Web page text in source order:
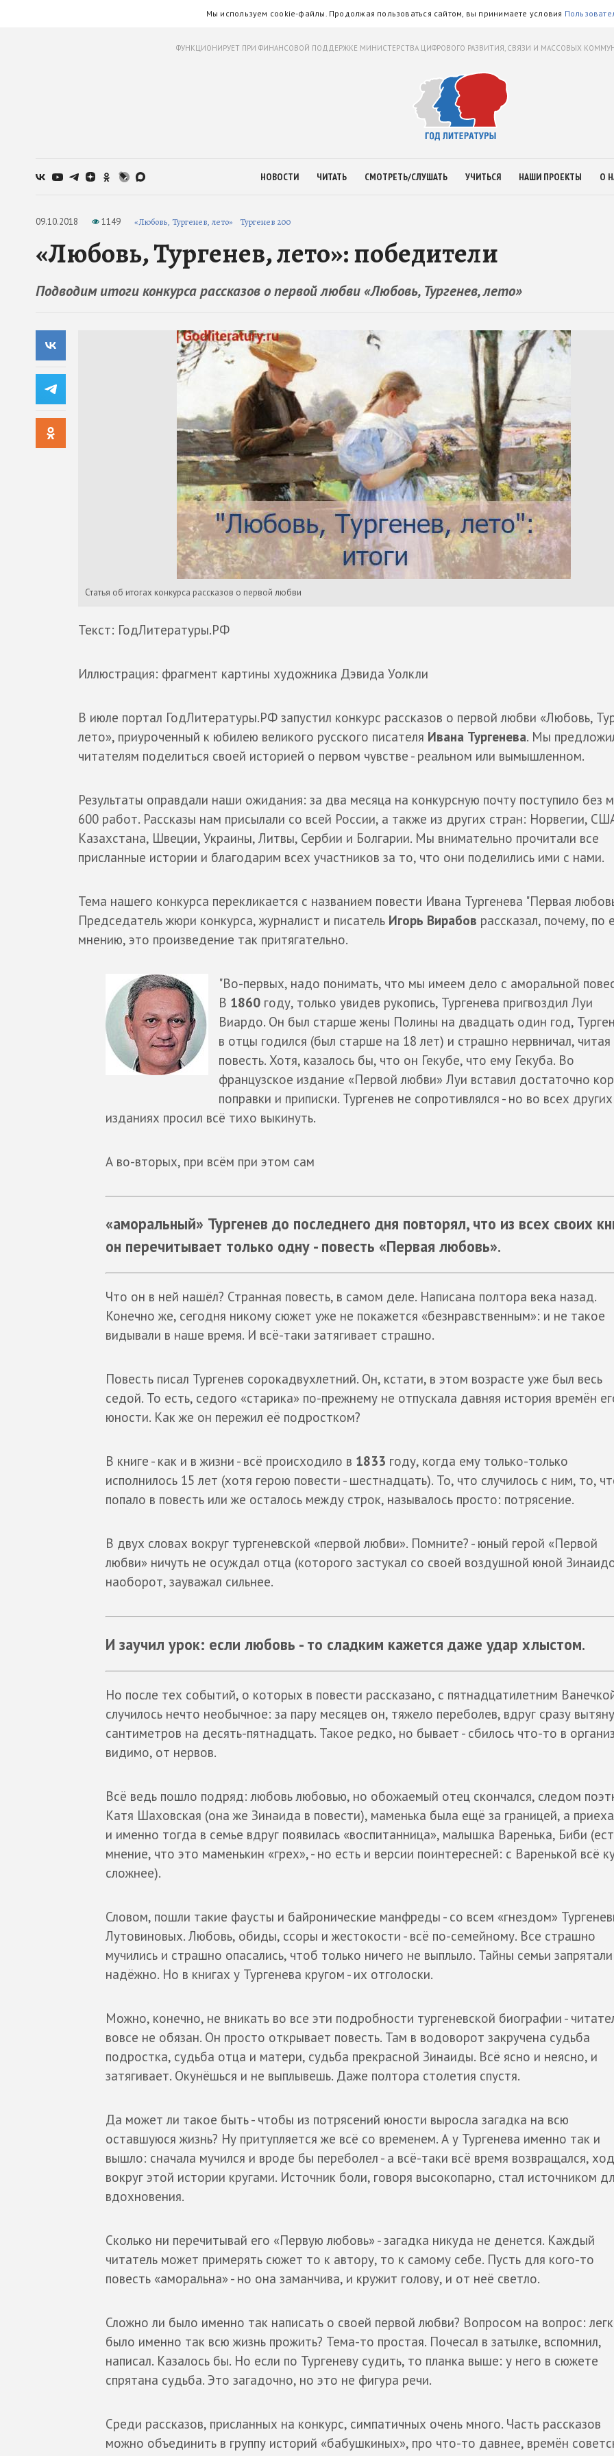
Мы используем cookie-файлы. Продолжая пользоваться сайтом, вы принимаете условия
ФУНКЦИОНИРУЕТ ПРИ ФИНАНСОВОЙ ПОДДЕРЖКЕ МИНИСТЕРСТВА ЦИФРОВОГО РАЗВИТИЯ, СВЯЗИ И МАССОВЫХ
НОВОСТИ ЧИТАТЬ СМОТРЕТЬ/СЛУШАТЬ УЧИТЬСЯ НАШИ ПРОЕКТЫ О
09.10.2018 1149 «Любовь, Тургенев, лето» Тургенев 200
«Любовь, Тургенев, лето»: победители
Подводим итоги конкурса рассказов о первой любви «Любовь, Тургенев, лето»
Статья об итогах конкурса рассказов о первой любви
Текст: ГодЛитературы.РФ
Иллюстрация: фрагмент картины художника Дэвида Уолкли
В июле портал ГодЛитературы.РФ запустил конкурс рассказов о первой любви «Любовь,
лето», приуроченный к юбилею великого русского писателя Ивана Тургенева. Мы
читателям поделиться своей историей о первом чувстве - реальном или вымышленном.
Результаты оправдали наши ожидания: за два месяца на конкурсную почту поступило без
600 работ. Рассказы нам присылали со всей России, а также из других стран: Норвегии,
Казахстана, Швеции, Украины, Литвы, Сербии и Болгарии. Мы внимательно прочитали все
присланные истории и благодарим всех участников за то, что они поделились ими с нами.
Тема нашего конкурса перекликается с названием повести Ивана Тургенева "Первая
Председатель жюри конкурса, журналист и писатель Игорь Вирабов рассказал, почему, по
мнению, это произведение так притягательно.
"Во-первых, надо понимать, что мы имеем дело с аморальной
В 1860 году, только увидев рукопись, Тургенева пригвоздил Луи
Виардо. Он был старше жены Полины на двадцать один год,
в отцы годился (был старше на 18 лет) и страшно нервничал, читая
повесть. Хотя, казалось бы, что он Гекубе, что ему Гекуба. Во
французское издание «Первой любви» Луи вставил достаточно
поправки и приписки. Тургенев не сопротивлялся - но во всех других
изданиях просил всё тихо выкинуть.
А во-вторых, при всём при этом сам
«аморальный» Тургенев до последнего дня повторял, что из всех своих
он перечитывает только одну - повесть «Первая любовь».
Что он в ней нашёл? Странная повесть, в самом деле. Написана полтора века назад.
Конечно же, сегодня никому сюжет уже не покажется «безнравственным»: и не такое
видывали в наше время. И всё-таки затягивает страшно.
Повесть писал Тургенев сорокадвухлетний. Он, кстати, в этом возрасте уже был весь
седой. То есть, седого «старика» по-прежнему не отпускала давняя история времён
юности. Как же он пережил её подростком?
В книге - как и в жизни - всё происходило в 1833 году, когда ему только-только
исполнилось 15 лет (хотя герою повести - шестнадцать). То, что случилось с ним, то,
попало в повесть или же осталось между строк, называлось просто: потрясение.
В двух словах вокруг тургеневской «первой любви». Помните? - юный герой «Первой
любви» ничуть не осуждал отца (которого застукал со своей воздушной юной
наоборот, зауважал сильнее.
И заучил урок: если любовь - то сладким кажется даже удар хлыстом.
Но после тех событий, о которых в повести рассказано, с пятнадцатилетним
случилось нечто необычное: за пару месяцев он, тяжело переболев, вдруг сразу
сантиметров на десять-пятнадцать. Такое редко, но бывает - сбилось что-то в
видимо, от нервов.
Всё ведь пошло подряд: любовь любовью, но обожаемый отец скончался, следом
Катя Шаховская (она же Зинаида в повести), маменька была ещё за границей, а
и именно тогда в семье вдруг появилась «воспитанница», малышка Варенька, Биби
мнение, что это маменькин «грех», - но есть и версии поинтересней: с Варенькой всё
сложнее).
Словом, пошли такие фаусты и байронические манфреды - со всем «гнездом»
Лутовиновых. Любовь, обиды, ссоры и жестокости - всё по-семейному. Все страшно
мучились и страшно опасались, чтоб только ничего не выплыло. Тайны семьи запрятали
надёжно. Но в книгах у Тургенева кругом - их отголоски.
Можно, конечно, не вникать во все эти подробности тургеневской биографии -
вовсе не обязан. Он просто открывает повесть. Там в водоворот закручена судьба
подростка, судьба отца и матери, судьба прекрасной Зинаиды. Всё ясно и неясно, и
затягивает. Окунёшься и не выплывешь. Даже полтора столетия спустя.
Да может ли такое быть - чтобы из потрясений юности выросла загадка на всю
оставшуюся жизнь? Ну притупляется же всё со временем. А у Тургенева именно так и
вышло: сначала мучился и вроде бы переболел - а всё-таки всё время возвращался,
вокруг этой истории кругами. Источник боли, говоря высокопарно, стал источником
вдохновения.
Сколько ни перечитывай его «Первую любовь» - загадка никуда не денется. Каждый
читатель может примерять сюжет то к автору, то к самому себе. Пусть для кого-то
повесть «аморальна» - но она заманчива, и кружит голову, и от неё светло.
Сложно ли было именно так написать о своей первой любви? Вопросом на вопрос:
было именно так всю жизнь прожить? Тема-то простая. Почесал в затылке, вспомнил,
написал. Казалось бы. Но если по Тургеневу судить, то планка выше: у него в сюжете
спрятана судьба. Это загадочно, но это не фигура речи.
Среди рассказов, присланных на конкурс, симпатичных очень много. Часть рассказов
можно объединить в группу историй «бабушкиных», про что-то давнее, времён